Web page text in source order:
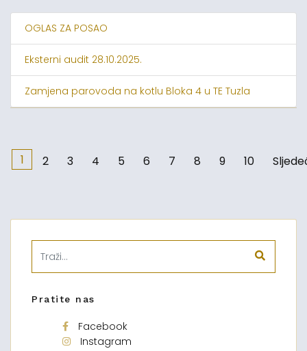
OGLAS ZA POSAO
Eksterni audit 28.10.2025.
Zamjena parovoda na kotlu Bloka 4 u TE Tuzla
1 2 3 4 5 6 7 8 9 10
Pratite nas
Facebook
Instagram